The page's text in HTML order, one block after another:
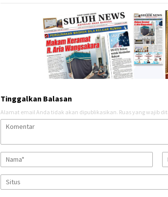
Tinggalkan Balasan
Alamat email Anda tidak akan dipublikasikan. Ruas yang wajib